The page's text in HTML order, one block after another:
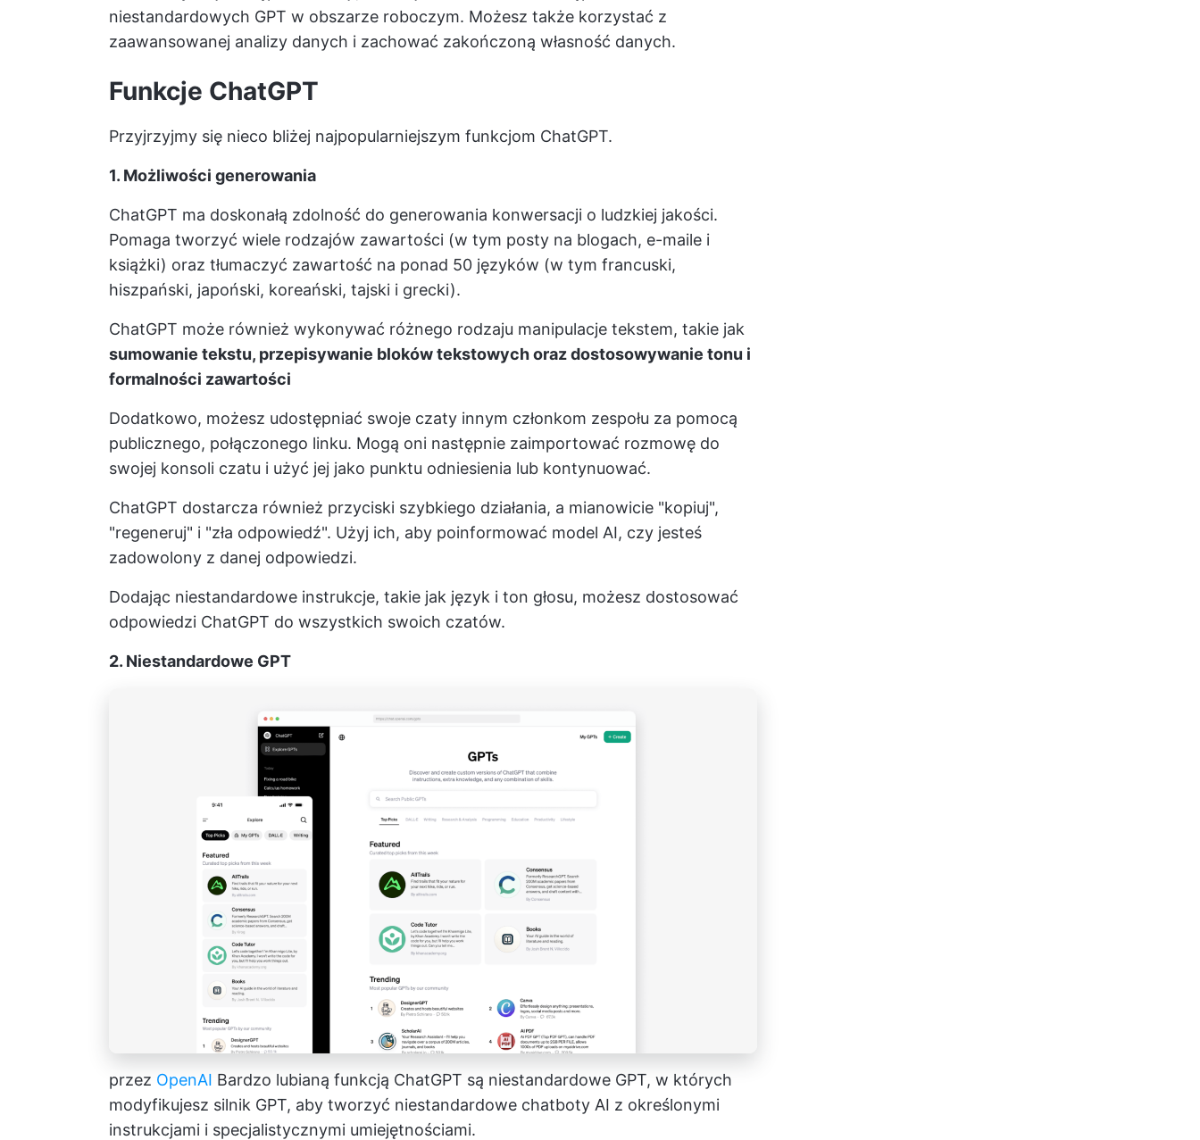
niestandardowych GPT w obszarze roboczym. Możesz także korzystać z
zaawansowanej analizy danych i zachować zakończoną własność danych.
Funkcje ChatGPT
Przyjrzyjmy się nieco bliżej najpopularniejszym funkcjom ChatGPT.
1. Możliwości generowania
ChatGPT ma doskonałą zdolność do generowania konwersacji o ludzkiej jakości.
Pomaga tworzyć wiele rodzajów zawartości (w tym posty na blogach, e-maile i
książki) oraz tłumaczyć zawartość na ponad 50 języków (w tym francuski,
hiszpański, japoński, koreański, tajski i grecki).
ChatGPT może również wykonywać różnego rodzaju manipulacje tekstem, takie jak
sumowanie tekstu, przepisywanie bloków tekstowych oraz dostosowywanie tonu i
formalności zawartości
Dodatkowo, możesz udostępniać swoje czaty innym członkom zespołu za pomocą
publicznego, połączonego linku. Mogą oni następnie zaimportować rozmowę do
swojej konsoli czatu i użyć jej jako punktu odniesienia lub kontynuować.
ChatGPT dostarcza również przyciski szybkiego działania, a mianowicie "kopiuj",
"regeneruj" i "zła odpowiedź". Użyj ich, aby poinformować model AI, czy jesteś
zadowolony z danej odpowiedzi.
Dodając niestandardowe instrukcje, takie jak język i ton głosu, możesz dostosować
odpowiedzi ChatGPT do wszystkich swoich czatów.
2. Niestandardowe GPT
przez OpenAI Bardzo lubianą funkcją ChatGPT są niestandardowe GPT, w których
modyfikujesz silnik GPT, aby tworzyć niestandardowe chatboty AI z określonymi
instrukcjami i specjalistycznymi umiejętnościami.